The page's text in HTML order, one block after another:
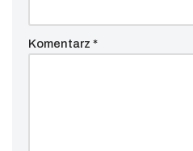
Komentarz *